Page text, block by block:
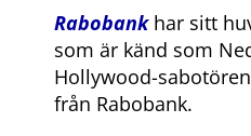
Rabobankhar sitt
som är känd som
Hollywood-
från Rabobank.